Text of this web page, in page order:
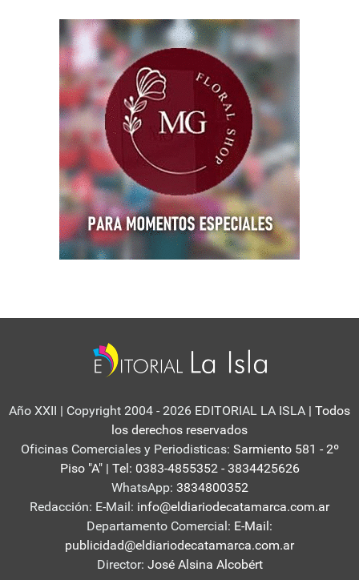
Año XXII | Copyright 2004 - 2026 EDITORIAL LA ISLA | Todos
los derechos reservados
Oficinas Comerciales y Periodisticas: Sarmiento 581 - 2º
Piso "A" | Tel: 0383-4855352 - 3834425626
WhatsApp: 3834800352
Redacción: E-Mail: info@eldiariodecatamarca.com.ar
Departamento Comercial: E-Mail:
publicidad@eldiariodecatamarca.com.ar
Director: José Alsina Alcobért